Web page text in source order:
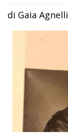
di Gaia Agnelli